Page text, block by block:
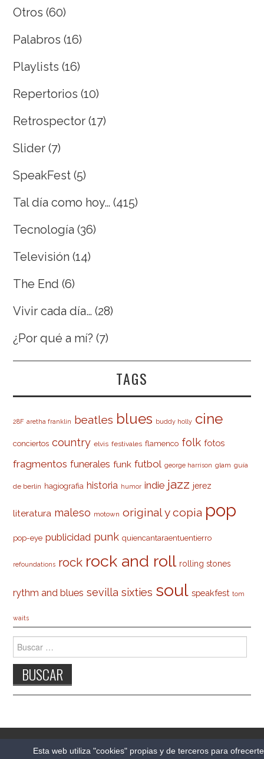
Otros (60)
Palabros (16)
Playlists (16)
Repertorios (10)
Retrospector (17)
Slider (7)
SpeakFest (5)
Tal día como hoy… (415)
Tecnología (36)
Televisión (14)
The End (6)
Vivir cada día… (28)
¿Por qué a mí? (7)
TAGS
28F aretha franklin beatles blues buddy holly cine
conciertos country elvis festivales flamenco folk fotos
fragmentos funerales funk futbol george harrison glam guía
de berlín hagiografia historia humor indie jazz jerez
literatura maleso motown original y copia pop
pop-eye publicidad punk quiencantaraentuentierro
refoundations rock rock and roll rolling stones
rythm and blues sevilla sixties soul speakfest tom
waits
Buscar:
© 2026 CARLESO.COM. TODOS LOS DERECHOS
Esta web utiliza "cookies" propias y de terceros para